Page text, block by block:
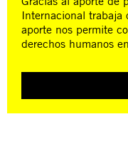
Internacional trabaja
aporte nos permite
derechos humanos